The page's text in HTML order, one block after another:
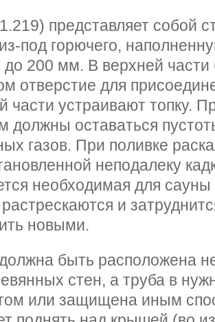
представляет собой
под горючего,
до 200 мм. В верхней части
отверстие для
части устраивают топку.
должны оставаться
газов. При поливке
неподалеку
необходимая для
и
новыми.
быть расположена
стен, а труба в
или защищена иным